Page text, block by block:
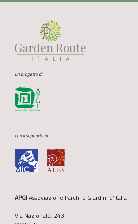
un progetto di
con il supporto di
APGIAssociazione Parchi e Giardini d’Italia
Via Nazionale, 243